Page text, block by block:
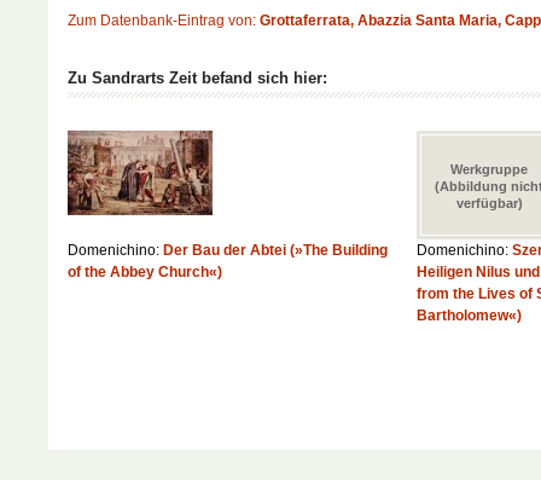
Zum Datenbank-Eintrag von: Grottaferrata, Abazzia Santa Maria,
Zu Sandrarts Zeit befand sich hier:
Domenichino: Der Bau der Abtei (»The Building
of the Abbey Church«)
Werkgruppe
(Abbildung
verfügbar)
Domenichino:
Heiligen Nilus
from the Lives of
Bartholomew«)